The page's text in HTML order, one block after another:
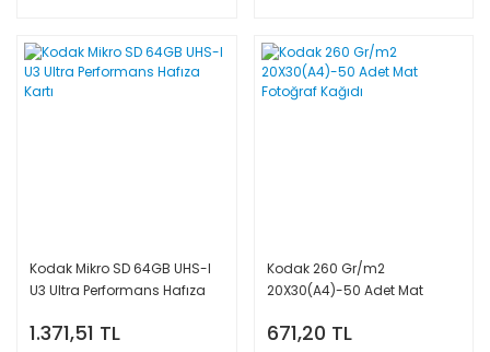
Kodak Mikro SD 64GB UHS-I
U3 Ultra Performans Hafıza
1.371,51 TL
Kodak 260 Gr/m2
20X30(A4)-50 Adet Mat
671,20 TL